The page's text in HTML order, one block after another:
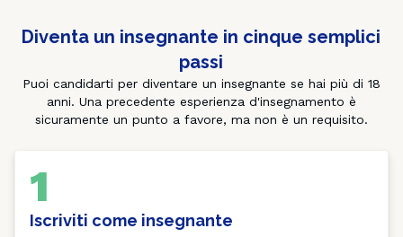
Diventa un insegnante in cinque semplici
passi
Puoi candidarti per diventare un insegnante se hai più di 18
anni. Una precedente esperienza d'insegnamento è
sicuramente un punto a favore, ma non è un requisito.
1
Iscriviti come insegnante